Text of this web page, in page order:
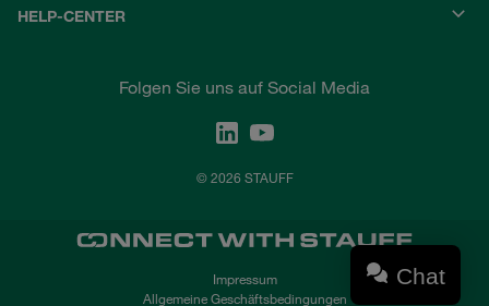
HELP-CENTER
Folgen Sie uns auf Social Media
© 2026 STAUFF
Impressum
Allgemeine Geschäftsbedingungen
Chat